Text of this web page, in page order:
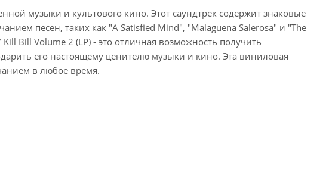
музыки и культового кино. Этот саундтрек содержит знаковые
песен, таких как "A Satisfied Mind", "Malaguena Salerosa" и "The
Bill Volume 2 (LP) - это отличная возможность получить
его настоящему ценителю музыки и кино. Эта виниловая
в любое время.